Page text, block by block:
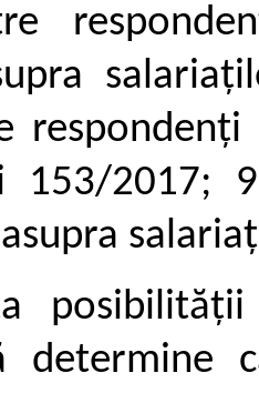
153/2017;
determine